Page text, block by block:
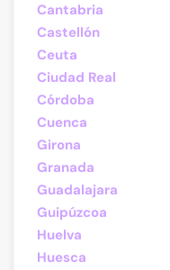
Cantabria
Castellón
Ceuta
Ciudad Real
Córdoba
Cuenca
Girona
Granada
Guadalajara
Guipúzcoa
Huelva
Huesca